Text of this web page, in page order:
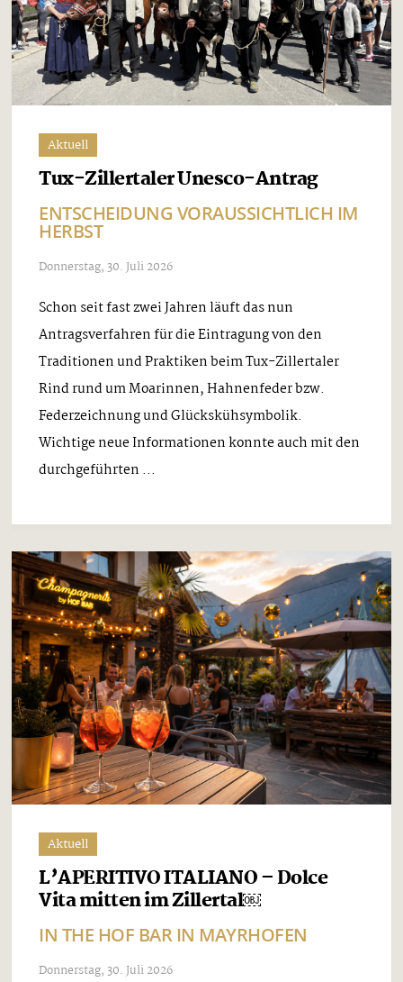
Aktuell
Tux-Zillertaler Unesco-Antrag
ENTSCHEIDUNG VORAUSSICHTLICH IM
HERBST
Donnerstag, 30. Juli 2026
Schon seit fast zwei Jahren läuft das nun
Antragsverfahren für die Eintragung von den
Traditionen und Praktiken beim Tux-Zillertaler
Rind rund um Moarinnen, Hahnenfeder bzw.
Federzeichnung und Glückskühsymbolik.
Wichtige neue Informationen konnte auch mit den
durchgeführten ...
Aktuell
L’APERITIVO ITALIANO – Dolce
Vita mitten im Zillertal￼
IN THE HOF BAR IN MAYRHOFEN
Donnerstag, 30. Juli 2026